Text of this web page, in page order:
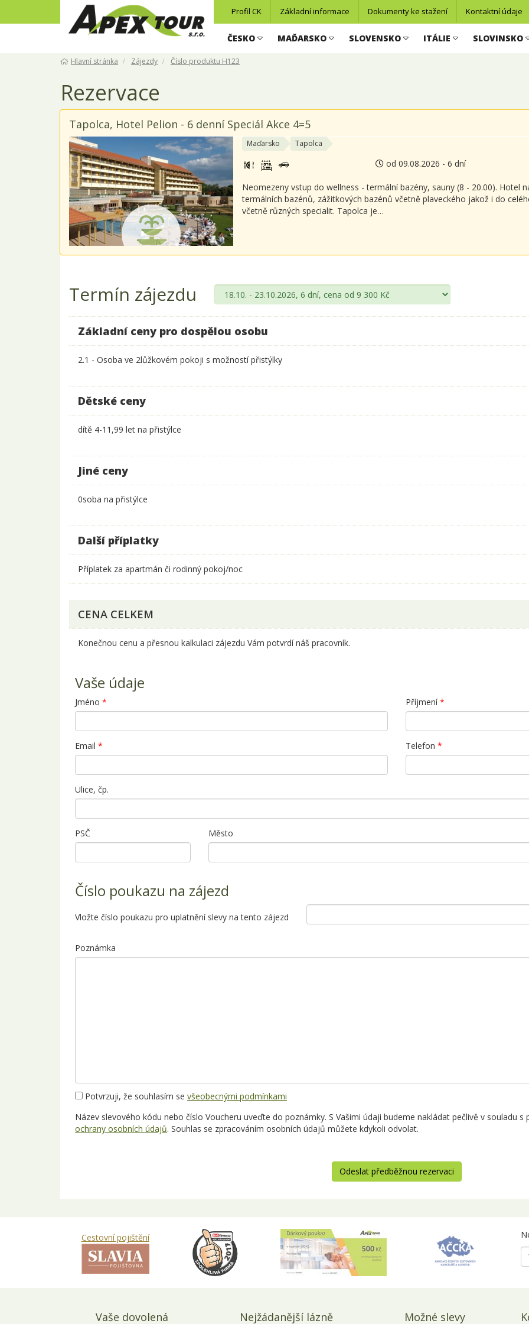
Profil CK Základní informace Dokumenty ke stažení Kontaktní údaje
ČESKO MAĎARSKO SLOVENSKO ITÁLIE SLOVINSKO
Hlavní stránka Zájezdy Číslo produktu H123
Rezervace
Tapolca, Hotel Pelion - 6 denní Speciál Akce 4=5
Maďarsko Tapolca
od 09.08.2026 - 6 dní
Neomezeny vstup do wellness - termální bazény, sauny (8 - 20.00). Hotel
termálních bazénů, zážitkových bazénů včetně plaveckého jakož i do
včetně různých specialit. Tapolca je…
Termín zájezdu
Základní ceny pro dospělou osobu
2.1 - Osoba ve 2lůžkovém pokoji s možností přistýlky
Dětské ceny
dítě 4-11,99 let na přistýlce
Jiné ceny
0soba na přistýlce
Další příplatky
Příplatek za apartmán či rodinný pokoj/noc
CENA CELKEM
Konečnou cenu a přesnou kalkulaci zájezdu Vám potvrdí náš pracovník.
Vaše údaje
Jméno * Příjmení*
Email * Telefon *
Ulice, čp.
PSČ Město
Číslo poukazu na zájezd
Vložte číslo poukazu pro uplatnění slevy na tento zájezd
Poznámka
Potvrzuji, že souhlasím se všeobecnými podmínkami
Název slevového kódu nebo číslo Voucheru uveďte do poznámky. S Vašimi údaji budeme nakládat pečlivě v souladu
ochrany osobních údajů. Souhlas se zpracováním osobních údajů můžete kdykoli odvolat.
Odeslat předběžnou rezervaci
Cestovní pojištění
Vaše dovolená Nejžádanější lázně Možné slevy